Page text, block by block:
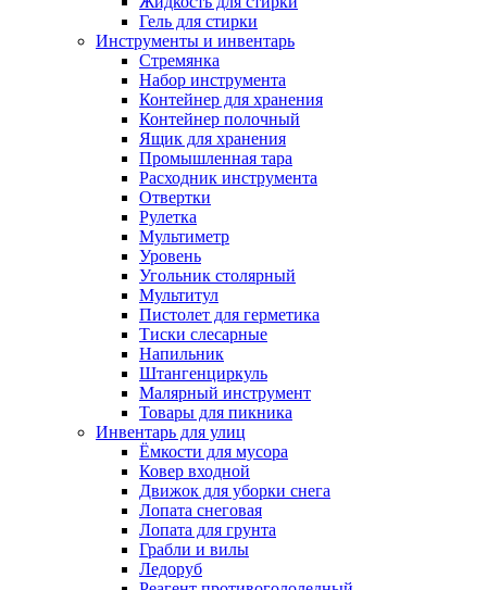
Гель для стирки
Инструменты и инвентарь
Стремянка
Набор инструмента
Контейнер для хранения
Контейнер полочный
Ящик для хранения
Промышленная тара
Расходник инструмента
Отвертки
Рулетка
Мультиметр
Уровень
Угольник столярный
Мультитул
Пистолет для герметика
Тиски слесарные
Напильник
Штангенциркуль
Малярный инструмент
Товары для пикника
Инвентарь для улиц
Ёмкости для мусора
Ковер входной
Движок для уборки снега
Лопата снеговая
Лопата для грунта
Грабли и вилы
Ледоруб